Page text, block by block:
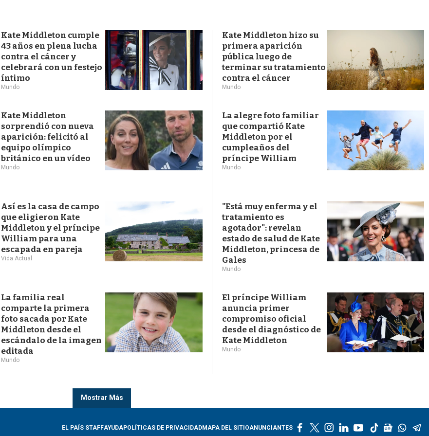
a
Kate Middleton cumple
43 años en plena lucha
contra el cáncer y
celebrará con un festejo
íntimo
Mundo
Kate Middleton hizo su
primera aparición
pública luego de
terminar su tratamiento
contra el cáncer
Mundo
Kate Middleton
sorprendió con nueva
aparición: felicitó al
equipo olímpico
británico en un vídeo
Mundo
La alegre foto familiar
que compartió Kate
Middleton por el
cumpleaños del
príncipe William
Mundo
Así es la casa de campo
que eligieron Kate
Middleton y el príncipe
William para una
escapada en pareja
Vida Actual
"Está muy enferma y el
tratamiento es
agotador": revelan
estado de salud de Kate
Middleton, princesa de
Gales
Mundo
La familia real
comparte la primera
foto sacada por Kate
Middleton desde el
escándalo de la imagen
editada
Mundo
El príncipe William
anuncia primer
compromiso oficial
desde el diagnóstico de
Kate Middleton
Mundo
Mostrar Más
EL PAÍS STAFFAYUDAPOLÍTICAS DE PRIVACIDADMAPA DEL SITIOANUNCIANTES
l
y
t
g
w